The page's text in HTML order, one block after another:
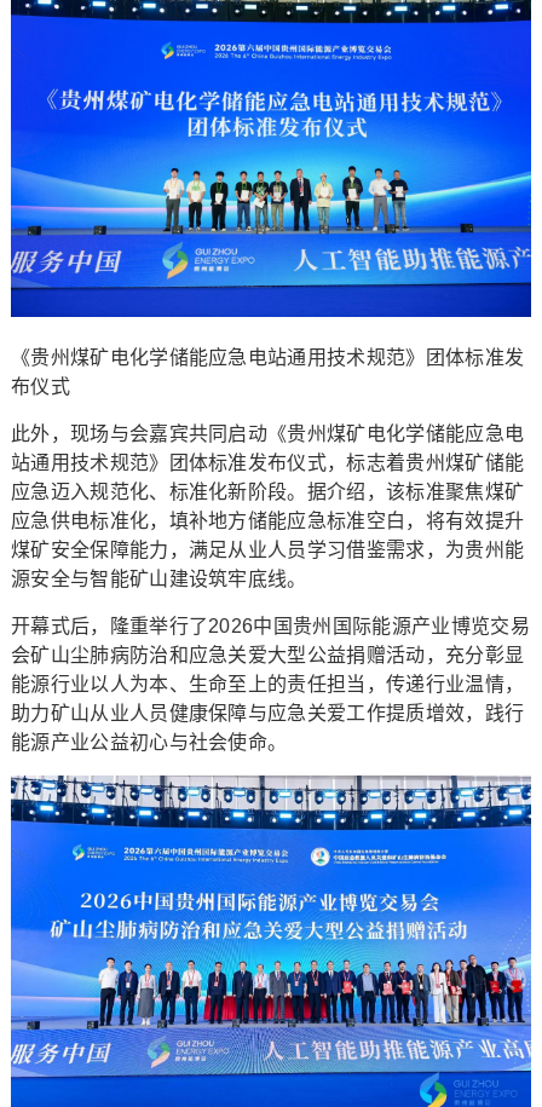
《贵州煤矿电化学储能应急电站通用技术规范》团体标准发
布仪式
此外，现场与会嘉宾共同启动《贵州煤矿电化学储能应急电
站通用技术规范》团体标准发布仪式，标志着贵州煤矿储能
应急迈入规范化、标准化新阶段。据介绍，该标准聚焦煤矿
应急供电标准化，填补地方储能应急标准空白，将有效提升
煤矿安全保障能力，满足从业人员学习借鉴需求，为贵州能
源安全与智能矿山建设筑牢底线。
开幕式后，隆重举行了2026中国贵州国际能源产业博览交易
会矿山尘肺病防治和应急关爱大型公益捐赠活动，充分彰显
能源行业以人为本、生命至上的责任担当，传递行业温情，
助力矿山从业人员健康保障与应急关爱工作提质增效，践行
能源产业公益初心与社会使命。